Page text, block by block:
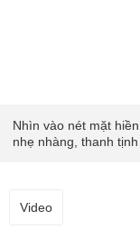
Nhìn vào nét mặt
nhẹ nhàng, thanh
Video